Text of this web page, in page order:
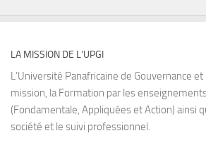
LA MISSION DE L’UPGI
L’Université Panafricaine de Gouvernance
mission, la Formation par les
(Fondamentale, Appliquées et Action) ainsi
société et le suivi professionnel.